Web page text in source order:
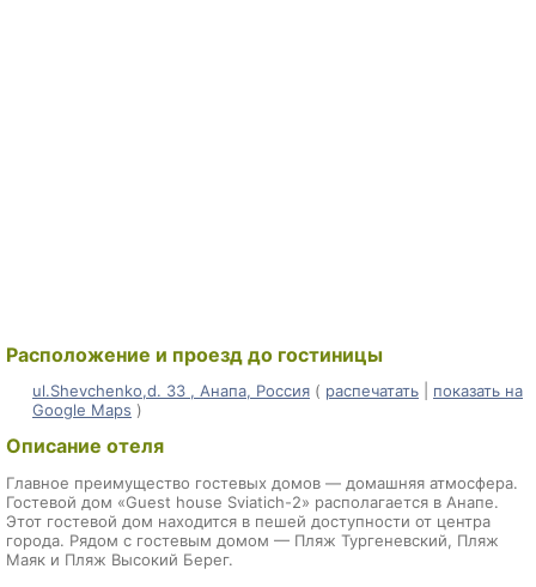
Расположение и проезд до гостиницы
ul.Shevchenko,d. 33 , Анапа, Россия ( распечатать
показать на
Google Maps )
Описание отеля
Главное преимущество гостевых домов — домашняя атмосфера.
Гостевой дом «Guest house Sviatich-2» располагается в Анапе.
Этот гостевой дом находится в пешей доступности от центра
города. Рядом с гостевым домом — Пляж Тургеневский, Пляж
Маяк и Пляж Высокий Берег.